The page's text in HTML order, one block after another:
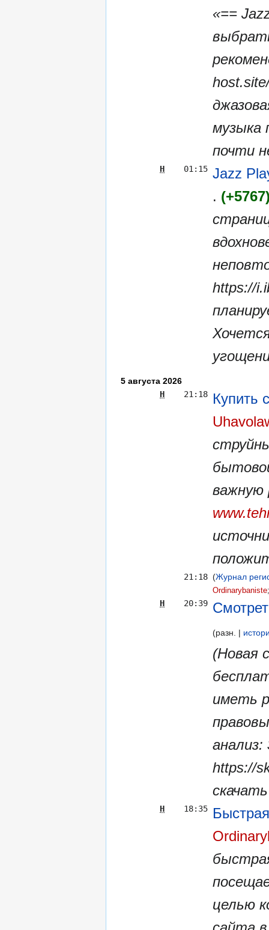
«==
музыка
почти
Н 01:15 Jazz
+5767
https://
5 августа 2026
Н 21:18
Купить
важную
21:18 (Журнал
Ordinarybaniste
Н 20:39
разн.
(Новая
иметь
анализ:
https://
Н 18:35
целью